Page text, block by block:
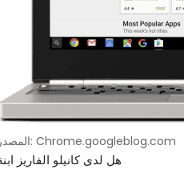
المصدر: Chrome.googleblog.com
هل لدى كانيلو الفاريز